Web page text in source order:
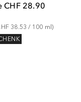
CHF 28.90
38.53 / 100 ml)